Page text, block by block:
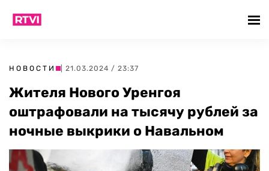
НОВОСТИ | 21.03.2024 / 23:37
Жителя Нового Уренгоя
оштрафовали на тысячу рублей за
ночные выкрики о Навальном